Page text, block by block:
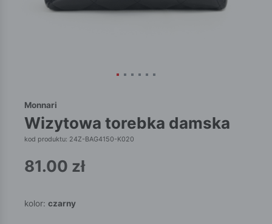
Monnari
wizytowa torebka damska
kod produktu: 24Z-BAG4150-K020
81.00 zł
kolor: czarny